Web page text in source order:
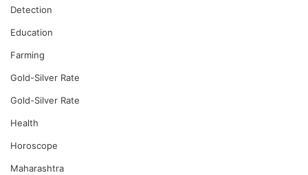
Detection
Education
Farming
Gold-Silver Rate
Gold-Silver Rate
Health
Horoscope
Maharashtra